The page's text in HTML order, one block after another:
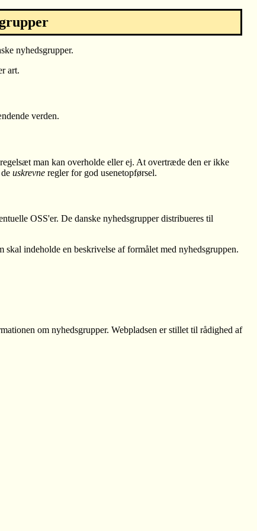
nyhedsgrupper.
art.
verden.
man kan overholde eller ej. At overtræde den er ikke
uskrevne regler for god usenetopførsel.
OSS'er. De danske nyhedsgrupper distribueres til
indeholde en beskrivelse af formålet med nyhedsgruppen.
om nyhedsgrupper. Webpladsen er stillet til rådighed af